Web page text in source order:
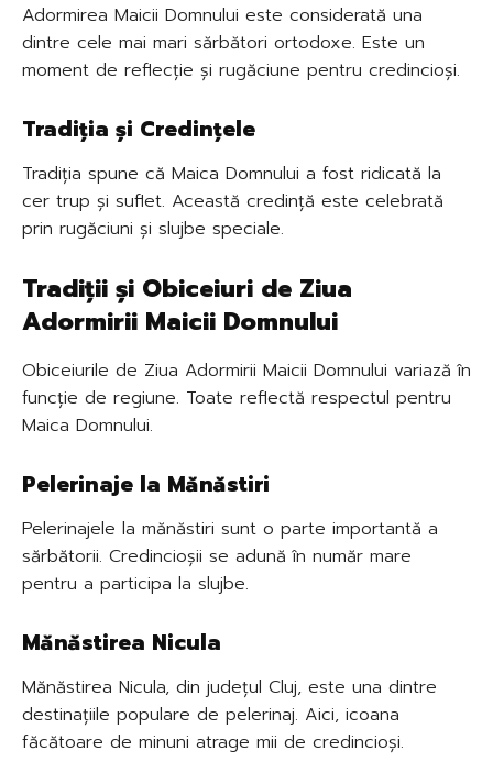
Adormirea Maicii Domnului este considerată una
dintre cele mai mari sărbători ortodoxe. Este un
moment de reflecție și rugăciune pentru credincioși.
Tradiția și Credințele
Tradiția spune că Maica Domnului a fost ridicată la
cer trup și suflet. Această credință este celebrată
prin rugăciuni și slujbe speciale.
Tradiții și Obiceiuri de Ziua
Adormirii Maicii Domnului
Obiceiurile de Ziua Adormirii Maicii Domnului variază în
funcție de regiune. Toate reflectă respectul pentru
Maica Domnului.
Pelerinaje la Mănăstiri
Pelerinajele la mănăstiri sunt o parte importantă a
sărbătorii. Credincioșii se adună în număr mare
pentru a participa la slujbe.
Mănăstirea Nicula
Mănăstirea Nicula, din județul Cluj, este una dintre
destinațiile populare de pelerinaj. Aici, icoana
făcătoare de minuni atrage mii de credincioși.